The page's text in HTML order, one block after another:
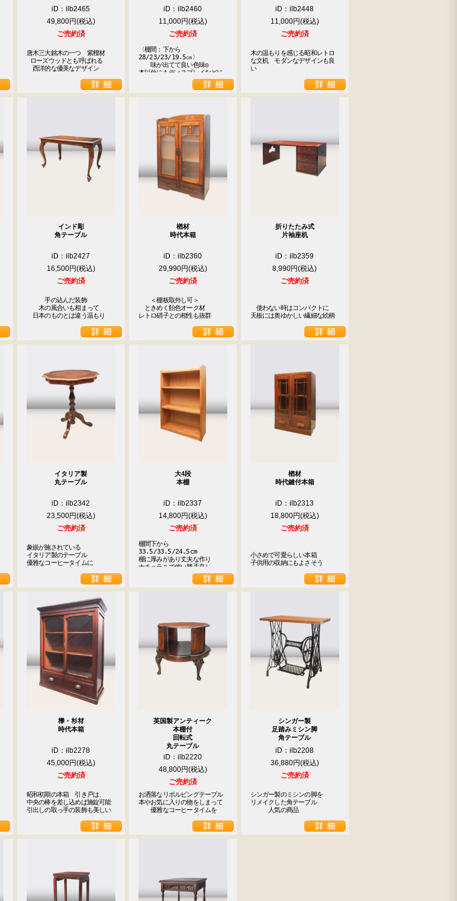
iD：ilb2465
49,800円
ご売約済
唐木三大銘木の一つ　紫檀材
西洋的な優美なデザイン
iD：ilb2460
11,000円
ご売約済
〈棚間：下から
28/23/23/19.5㎝〉
味が出てて良い色味◎
本以外にもディスプレイなどに
iD：ilb2448
11,000円
ご売約済
木の温もりを感じる昭和レトロ
な文机　モダンなデザインも良
い
インド彫
角テーブル
iD：ilb2427
16,500円
ご売約済
手の込んだ装飾
木の風合いも相まって
日本のものとは違う温もり
楢材
時代本箱
iD：ilb2360
29,990円
ご売約済
＜棚板取外し可＞
ときめく飴色オーク材
レトロ硝子との相性も抜群
折りたたみ式
片袖座机
iD：ilb2359
8,990円
ご売約済
使わない時はコンパクトに
天板には奥ゆかしい繊細な絵柄
イタリア製
丸テーブル
iD：ilb2342
23,500円
ご売約済
象嵌が施されている
イタリア製のテーブル
優雅なコーヒータイムに
大4段
本棚
iD：ilb2337
14,800円
ご売約済
棚間下から
33.5/33.5/24.5cm
棚に厚みがあり丈夫な作り
ナチュラルで使い勝手良し
楢材
時代鍵付本箱
iD：ilb2313
18,800円
ご売約済
小さめで可愛らしい本箱
子供用の収納にもよさそう
﨔・杉材
時代本箱
iD：ilb2278
45,000円
ご売約済
昭和初期の本箱　引き戸は、
中央の棒を差し込めば施錠可能
引出しの取っ手の装飾も美しい
英国製アンティーク
本棚付
回転式
丸テーブル
iD：ilb2220
48,800円
ご売約済
お洒落なリボルビングテーブル
本やお気に入りの物をしまって
優雅なコーヒータイムを
シンガー製
足踏みミシン脚
角テーブル
iD：ilb2208
36,880円
ご売約済
シンガー製のミシンの脚を
リメイクした角テーブル
人気の商品